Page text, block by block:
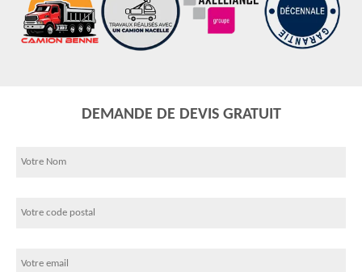
DEMANDE DE DEVIS GRATUIT